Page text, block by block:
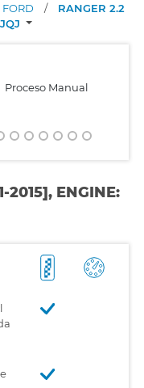
FORD /
RANGER 2.2
Proceso Manual
2015], ENGINE: